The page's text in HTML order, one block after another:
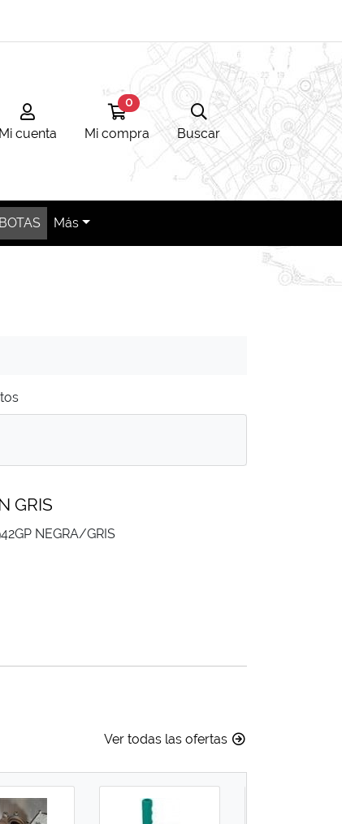
Mi cuenta
Mi cuenta
Ir a mi compra
0
Mi compra
Búsqueda
Buscar
BOTAS Más
GRIS
NEGRA/GRIS
Ver todas las ofertas